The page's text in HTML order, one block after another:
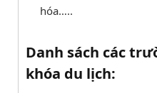
hóa…..
Danh sách các
khóa du lịch: